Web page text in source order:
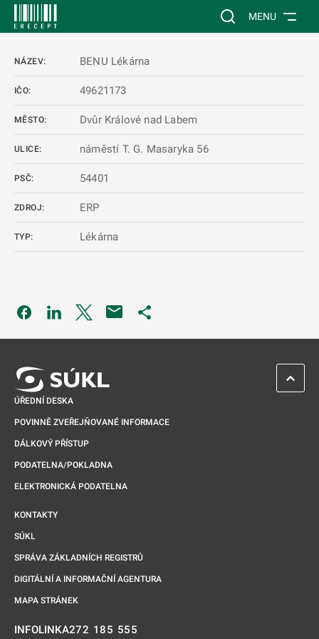
Vyhledávání na
MENU
NÁZEV: BENU Lékárna
IČO: 49621173
MĚSTO: Dvůr Králové nad Labem
ULICE: náměstí T. G. Masaryka 56
PSČ: 54401
ZDROJ: ERP
TYP: Lékárna
Odkaz se otevře na nové kartě
Odkaz se otevře na nové kartě
Odkaz se otevře na nové kartě
ÚŘEDNÍ DESKA
POVINNĚ ZVEŘEJŇOVANÉ INFORMACE
DÁLKOVÝ PŘÍSTUP
PODATELNA/POKLADNA
ELEKTRONICKÁ PODATELNA
KONTAKTY
SÚKL
SPRÁVA ZÁKLADNÍCH REGISTRŮ
DIGITÁLNÍ A INFORMAČNÍ AGENTURA
MAPA STRÁNEK
INFOLINKA272 185 555
ZPĚT